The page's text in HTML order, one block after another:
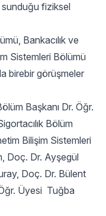
sunduğu fiziksel
Bankacılık ve
Sistemleri Bölümü
birebir görüşmeler
Başkanı Dr. Öğr.
Bölüm
Bilişim Sistemleri
Doç. Dr. Ayşegül
Doç. Dr. Bülent
Üyesi Tuğba